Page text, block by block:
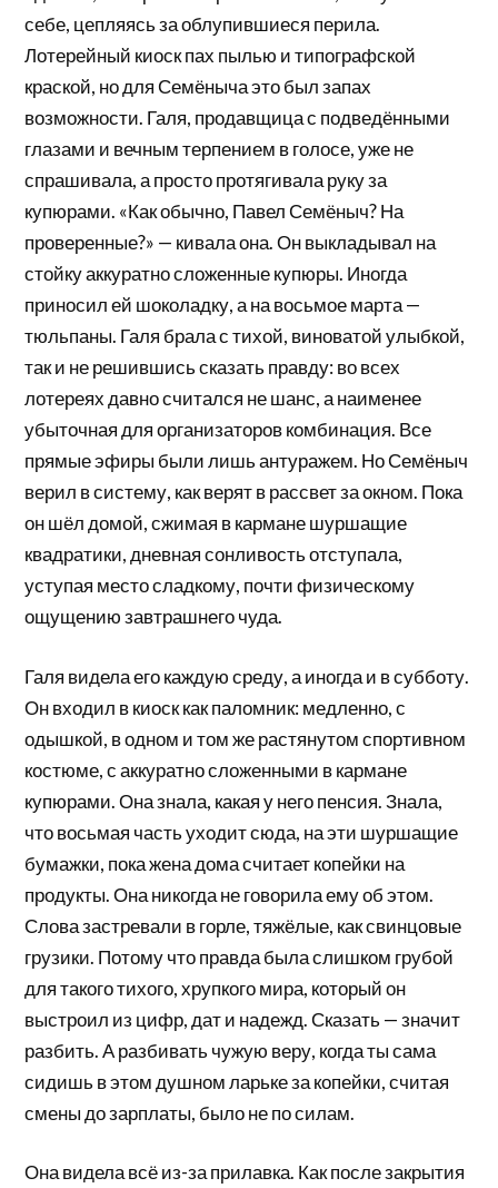
себе, цепляясь за облупившиеся перила.
Лотерейный киоск пах пылью и типографской
краской, но для Семёныча это был запах
возможности. Галя, продавщица с подведёнными
глазами и вечным терпением в голосе, уже не
спрашивала, а просто протягивала руку за
купюрами. «Как обычно, Павел Семёныч? На
проверенные?» — кивала она. Он выкладывал на
стойку аккуратно сложенные купюры. Иногда
приносил ей шоколадку, а на восьмое марта —
тюльпаны. Галя брала с тихой, виноватой улыбкой,
так и не решившись сказать правду: во всех
лотереях давно считался не шанс, а наименее
убыточная для организаторов комбинация. Все
прямые эфиры были лишь антуражем. Но Семёныч
верил в систему, как верят в рассвет за окном. Пока
он шёл домой, сжимая в кармане шуршащие
квадратики, дневная сонливость отступала,
уступая место сладкому, почти физическому
ощущению завтрашнего чуда.
Галя видела его каждую среду, а иногда и в субботу.
Он входил в киоск как паломник: медленно, с
одышкой, в одном и том же растянутом спортивном
костюме, с аккуратно сложенными в кармане
купюрами. Она знала, какая у него пенсия. Знала,
что восьмая часть уходит сюда, на эти шуршащие
бумажки, пока жена дома считает копейки на
продукты. Она никогда не говорила ему об этом.
Слова застревали в горле, тяжёлые, как свинцовые
грузики. Потому что правда была слишком грубой
для такого тихого, хрупкого мира, который он
выстроил из цифр, дат и надежд. Сказать — значит
разбить. А разбивать чужую веру, когда ты сама
сидишь в этом душном ларьке за копейки, считая
смены до зарплаты, было не по силам.
Она видела всё из-за прилавка. Как после закрытия